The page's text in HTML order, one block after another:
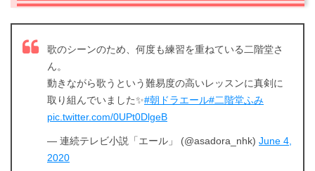
歌のシーンのため、何度も練習を重ねている二階堂さ
ん。
動きながら歌うという難易度の高いレッスンに真剣に
取り組んでいました✨#朝ドラエール#二階堂ふみ
pic.twitter.com/0UPt0DlgeB
— 連続テレビ小説「エール」 (@asadora_nhk) June 4,
2020